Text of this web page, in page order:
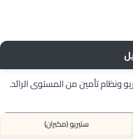
ستيريو (مكبران)